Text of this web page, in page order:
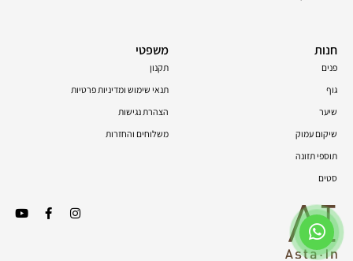
חנות
פנים
גוף
שיער
שיקום עמוק
תוספי תזונה
סטים
משפטי
תקנון
תנאי שימוש ומדיניות פרטיות
הצהרת נגישות
משלוחים והחזרות